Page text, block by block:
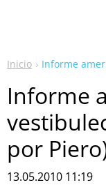
Inicio Informe
Informe
por
13.05.2010 11:19